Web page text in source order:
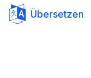
Übersetzen